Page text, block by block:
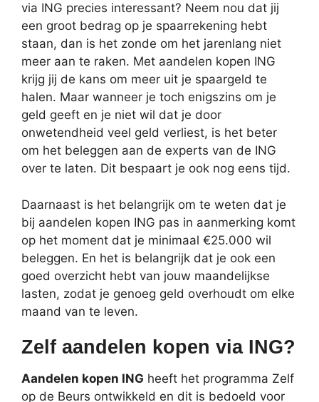
via ING precies interessant? Neem nou dat jij
een groot bedrag op je spaarrekening hebt
staan, dan is het zonde om het jarenlang niet
meer aan te raken. Met aandelen kopen ING
krijg jij de kans om meer uit je spaargeld te
halen. Maar wanneer je toch enigszins om je
geld geeft en je niet wil dat je door
onwetendheid veel geld verliest, is het beter
om het beleggen aan de experts van de ING
over te laten. Dit bespaart je ook nog eens tijd.
Daarnaast is het belangrijk om te weten dat je
bij aandelen kopen ING pas in aanmerking komt
op het moment dat je minimaal €25.000 wil
beleggen. En het is belangrijk dat je ook een
goed overzicht hebt van jouw maandelijkse
lasten, zodat je genoeg geld overhoudt om elke
maand van te leven.
Zelf aandelen kopen via ING?
Aandelen kopen ING heeft het programma Zelf
op de Beurs ontwikkeld en dit is bedoeld voor